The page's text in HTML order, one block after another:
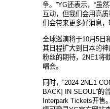
争。”YG还表示，“虽
互动，但我们会用高
们会带来更多好消息，
全球巡演将于10月5日
其日程扩大到日本的
粉丝的期待，2NE1将
唱会。
同时，“2024 2NE1
BACK] IN SEOUL”的
Interpark Tickets开售